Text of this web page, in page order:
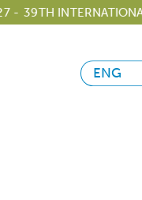
39TH INTERNATIONAL
ENG